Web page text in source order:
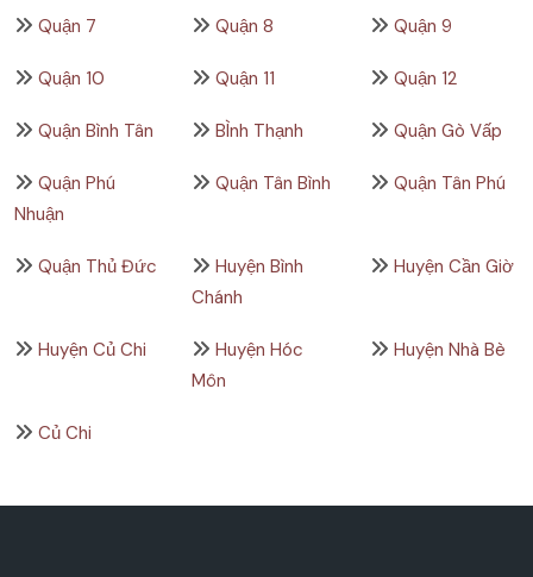
Quận 7 Quận 8 Quận 9
Quận 10 Quận 11 Quận 12
Quận Bình Tân BÌnh Thạnh Quận Gò Vấp
Quận Phú
Nhuận
Quận Tân Bình Quận Tân Phú
Quận Thủ Đức
Huyện Bình
Chánh
Huyện Cần Giờ
Huyện Củ Chi
Huyện Hóc
Môn
Huyện Nhà Bè
Củ Chi